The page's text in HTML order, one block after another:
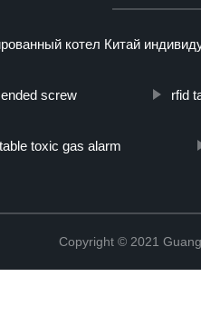
котел Китай
screw rfid
toxic gas alarm
Copyright © 2021